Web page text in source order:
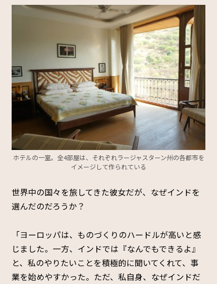
ホテルの一室。全4部屋は、それぞれラージャスターン州の各都市を
イメージして作られている
世界中の国々を旅してきた彼女だが、なぜインドを
選んだのだろうか？
「ヨーロッパは、ものづくりのハードルが高いと感
じました。一方、インドでは『なんでもできるよ』
と、私のやりたいことを積極的に聞いてくれて、事
業を始めやすかった。ただ、私自身、なぜインドだ